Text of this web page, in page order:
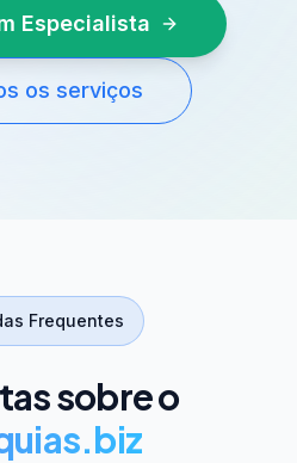
Especialista
os serviços
Frequentes
sobre o